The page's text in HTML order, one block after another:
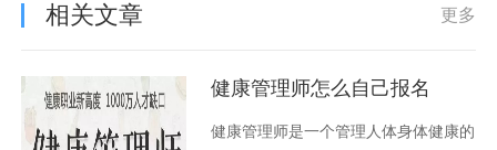
相关文章 更多
健康管理师怎么自己报名
健康管理师是一个管理人体身体健康的